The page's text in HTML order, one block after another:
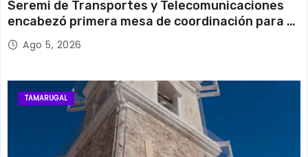
Seremi de Transportes y Telecomunicaciones
encabezó primera mesa de coordinación para el
retiro de cables en desuso en Iquique
Ago 5, 2026
TAMARUGAL